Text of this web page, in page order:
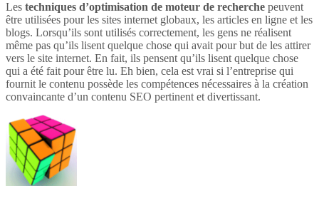
Les techniques d’optimisation de moteur de recherche peuvent
être utilisées pour les sites internet globaux, les articles en ligne et les
blogs. Lorsqu’ils sont utilisés correctement, les gens ne réalisent
même pas qu’ils lisent quelque chose qui avait pour but de les attirer
vers le site internet. En fait, ils pensent qu’ils lisent quelque chose
qui a été fait pour être lu. Eh bien, cela est vrai si l’entreprise qui
fournit le contenu possède les compétences nécessaires à la création
convaincante d’un contenu SEO pertinent et divertissant.